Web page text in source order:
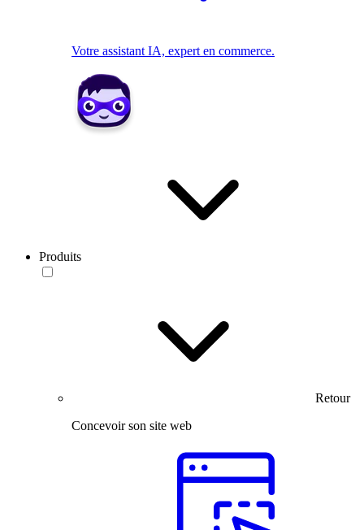
Votre assistant IA, expert en commerce.
Produits
Retour
Concevoir son site web